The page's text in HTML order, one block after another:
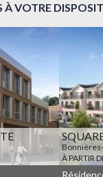
À VOTRE
À PARTIR